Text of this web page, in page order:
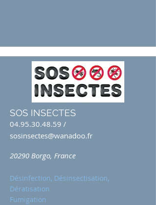
SOS INSECTES
04.95.30.48.59 /
sosinsectes@wanadoo.fr
20290 Borgo, France
Désinfection, Désinsectisation,
Dératisation
Fumigation